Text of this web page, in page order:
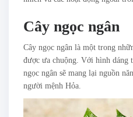
Cây ngọc ngân
Cây ngọc ngân là một trong
được ưa chuộng. Với hình dáng
ngọc ngân sẽ mang lại nguồn
người mệnh Hỏa.